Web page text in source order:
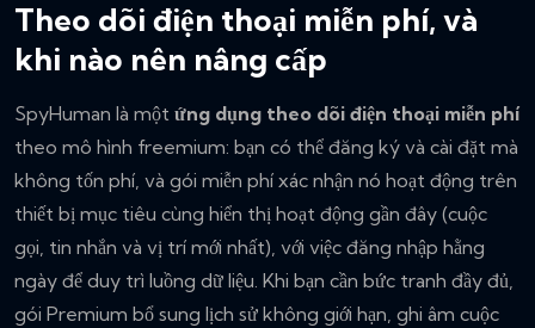
Theo dõi điện thoại miễn phí, và
khi nào nên nâng cấp
SpyHuman là một ứng dụng theo dõi điện thoại miễn phí
theo mô hình freemium: bạn có thể đăng ký và cài đặt mà
không tốn phí, và gói miễn phí xác nhận nó hoạt động trên
thiết bị mục tiêu cùng hiển thị hoạt động gần đây (cuộc
gọi, tin nhắn và vị trí mới nhất), với việc đăng nhập hằng
ngày để duy trì luồng dữ liệu. Khi bạn cần bức tranh đầy đủ,
gói Premium bổ sung lịch sử không giới hạn, ghi âm cuộc